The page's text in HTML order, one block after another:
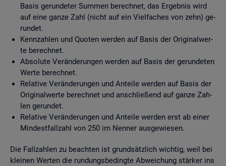
Basis ge­run­de­ter Sum­men be­rech­net, das Er­geb­nis wird
auf eine ganze Zahl (nicht auf ein Viel­fa­ches von zehn) ge­
run­det.
Kenn­zah­len und Quo­ten wer­den auf Basis der Ori­gi­nal­wer­
te be­rech­net.
Ab­so­lu­te Ver­än­de­run­gen wer­den auf Basis der ge­run­de­ten
Werte be­rech­net.
Re­la­ti­ve Ver­än­de­run­gen und An­tei­le wer­den auf Basis der
Ori­gi­nal­wer­te be­rech­net und an­schlie­ßend auf ganze Zah­
len ge­run­det.
Re­la­ti­ve Ver­än­de­run­gen und An­tei­le wer­den erst ab einer
Min­dest­fall­zahl von 250 im Nen­ner aus­ge­wie­sen.
Die Fall­zah­len zu be­ach­ten ist grund­sätz­lich wich­tig, weil bei
klei­nen Wer­ten die run­dungs­be­ding­te Ab­wei­chung stär­ker ins